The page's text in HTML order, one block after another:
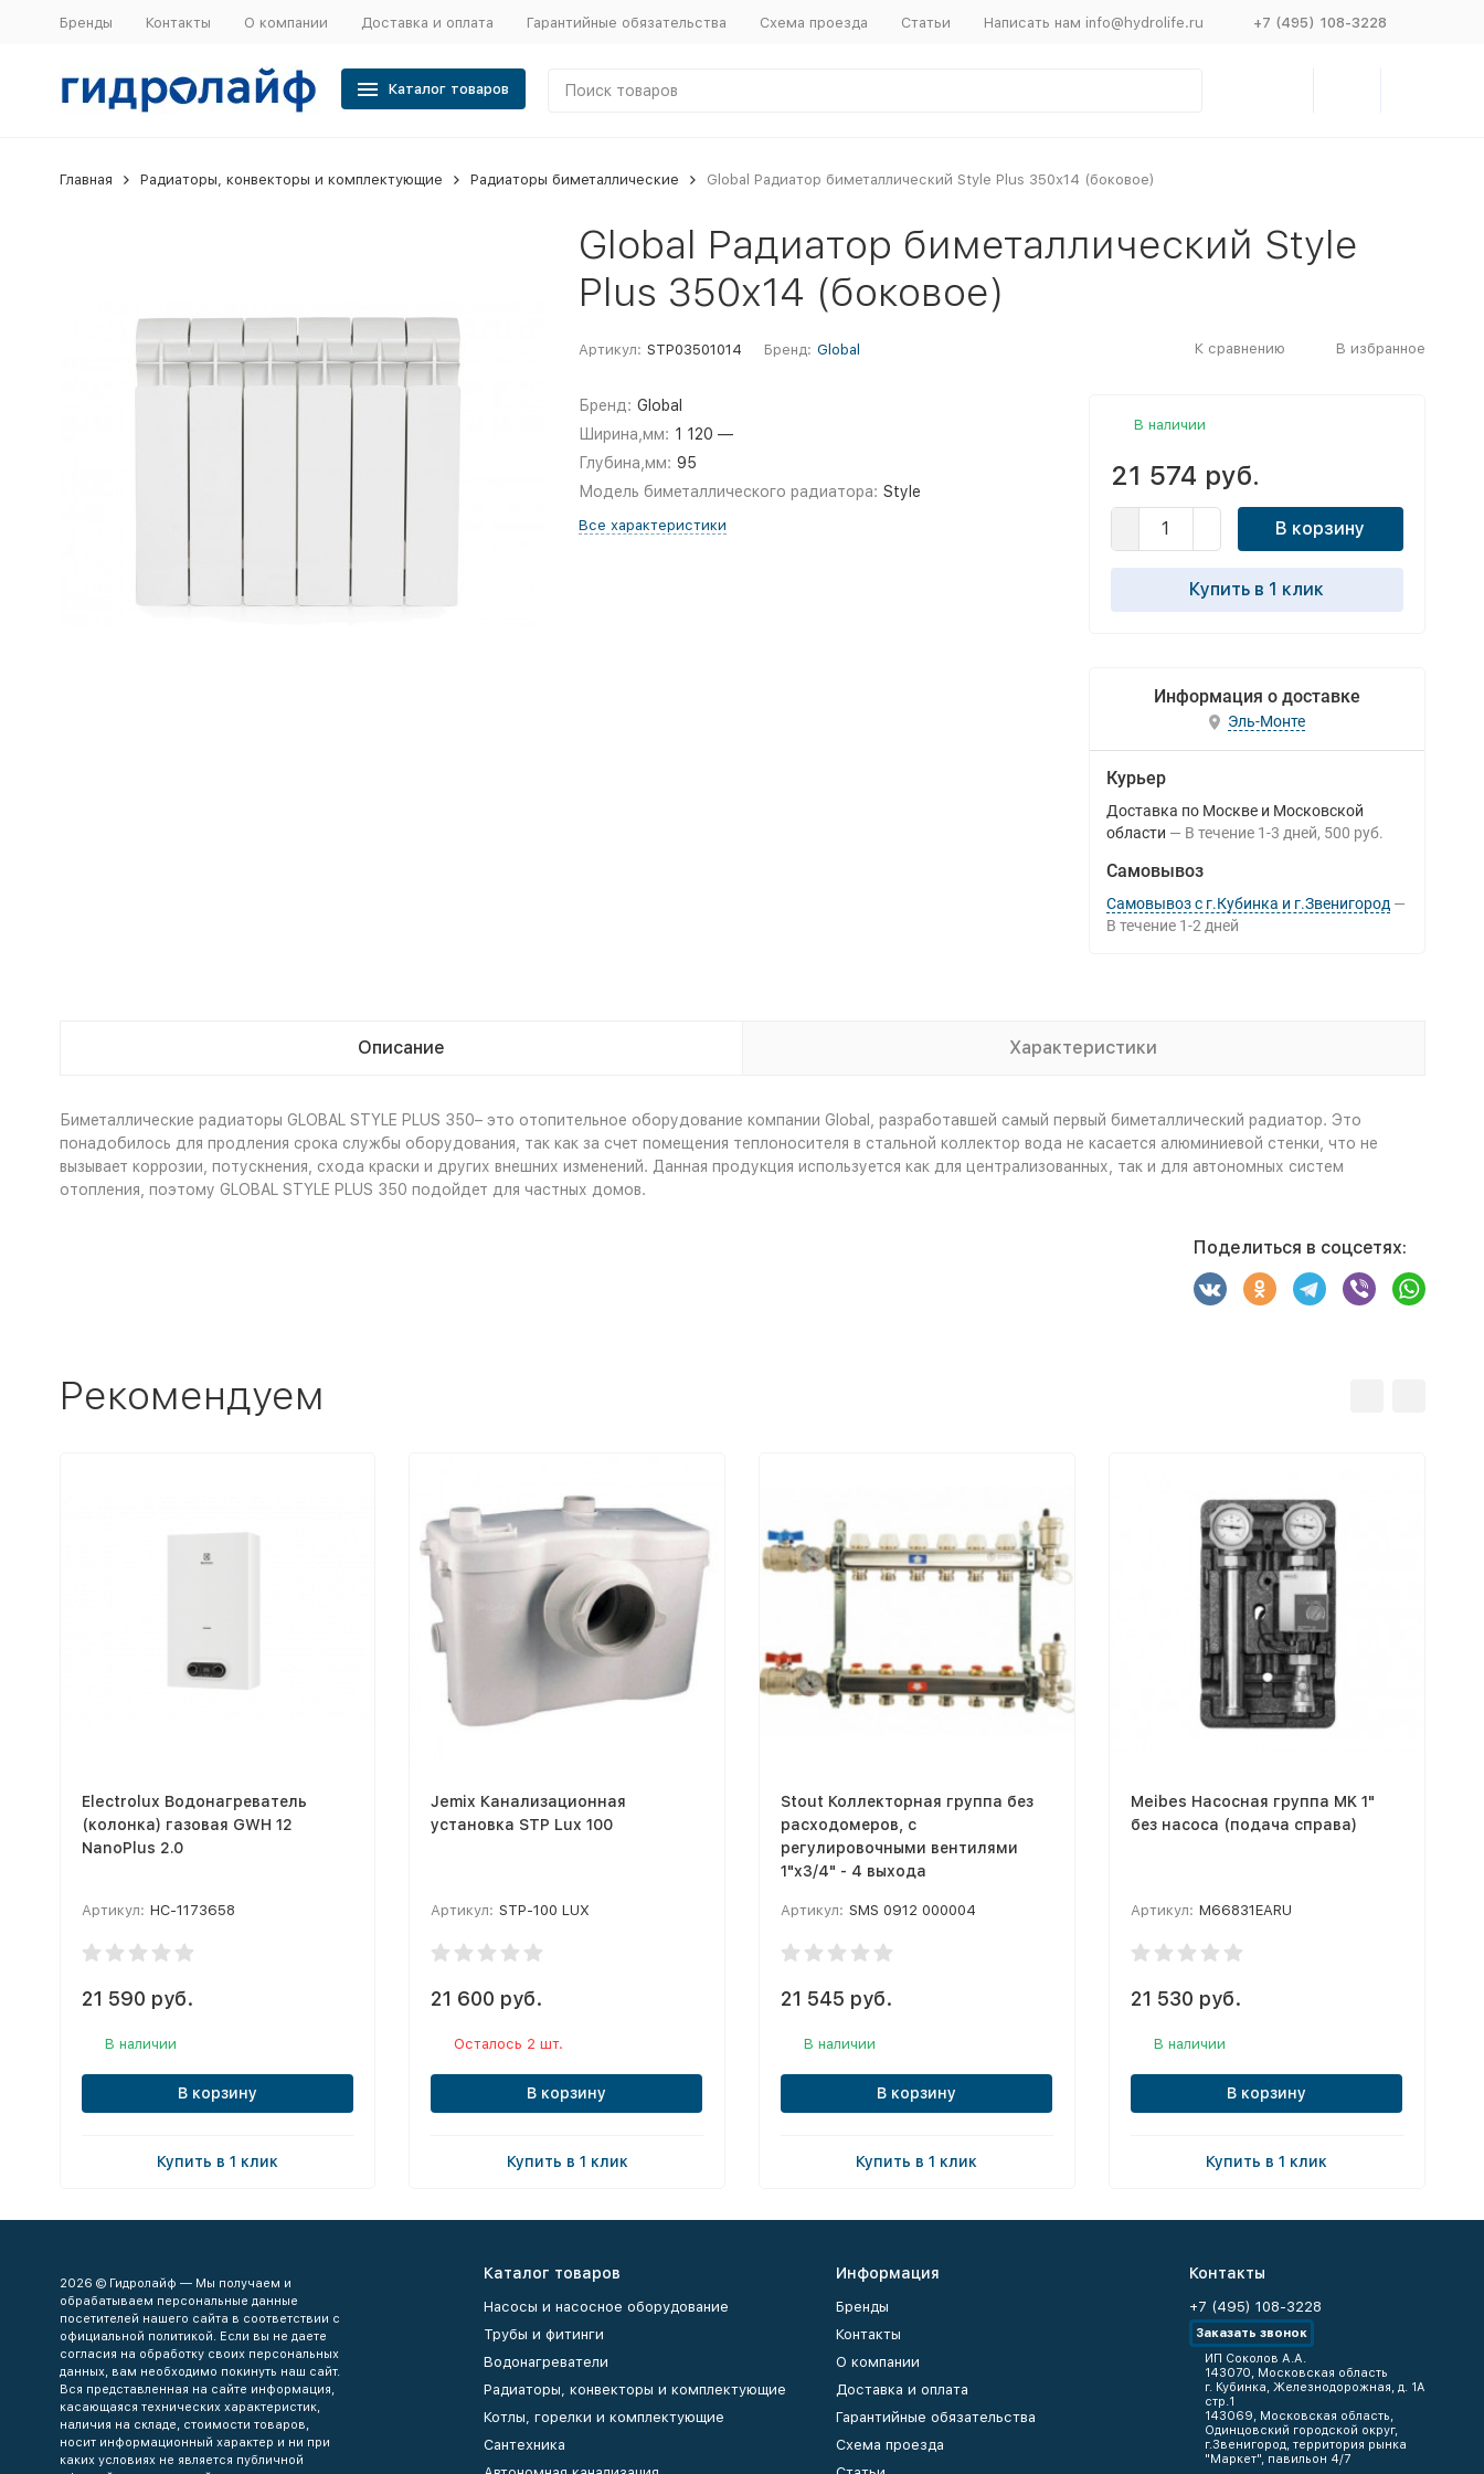
Бренды Контакты О компании Доставка и оплата Гарантийные обязательства Схема проезда Статьи Написать нам info@hydrolife.ru +7 (495) 108-3228
Каталог товаров
Главная Радиаторы, конвекторы и комплектующие Радиаторы биметаллические Global Радиатор биметаллический Style Plus 350х14 (боковое)
Global Радиатор биметаллический Style
Plus 350х14 (боковое)
Артикул: STP03501014 Бренд: Global К сравнению В избранное
Бренд: Global
Ширина,мм: 1 120 —
Глубина,мм: 95
Модель биметаллического радиатора: Style
Все характеристики
В наличии
21 574 руб.
В корзину
Купить в 1 клик
Информация о доставке
Эль-Монте
Курьер
Доставка по Москве и Московской
области
В течение 1-3 дней 500 руб.
Самовывоз
Самовывоз с г.Кубинка и г.Звенигород
В течение 1-2 дней
Описание Характеристики
Биметаллические радиаторы GLOBAL STYLE PLUS 350– это отопительное оборудование компании Global, разработавшей самый первый биметаллический радиатор. Это
понадобилось для продления срока службы оборудования, так как за счет помещения теплоносителя в стальной коллектор вода не касается алюминиевой стенки, что не
вызывает коррозии, потускнения, схода краски и других внешних изменений. Данная продукция используется как для централизованных, так и для автономных систем
отопления, поэтому GLOBAL STYLE PLUS 350 подойдет для частных домов.
Поделиться в соцсетях:
Рекомендуем
Electrolux Водонагреватель
(колонка) газовая GWH 12
NanoPlus 2.0
Артикул: НС-1173658
21 590 руб.
В наличии
В корзину
Купить в 1 клик
Jemix Канализационная
установка STP Lux 100
Артикул: STP-100 LUX
21 600 руб.
Осталось 2 шт.
В корзину
Купить в 1 клик
Stout Коллекторная группа без
расходомеров, с
регулировочными вентилями
1"x3/4" - 4 выхода
Артикул: SMS 0912 000004
21 545 руб.
В наличии
В корзину
Купить в 1 клик
Meibes Насосная группа MK 1"
без насоса (подача справа)
Артикул: M66831EARU
21 530 руб.
В наличии
В корзину
Купить в 1 клик
2026 © Гидролайф — Мы получаем и
обрабатываем персональные данные
посетителей нашего сайта в соответствии с
официальной политикой. Если вы не даете
согласия на обработку своих персональных
данных, вам необходимо покинуть наш сайт.
Вся представленная на сайте информация,
касающаяся технических характеристик,
наличия на складе, стоимости товаров,
носит информационный характер и ни при
каких условиях не является публичной
Каталог товаров
Насосы и насосное оборудование
Трубы и фитинги
Водонагреватели
Радиаторы, конвекторы и комплектующие
Котлы, горелки и комплектующие
Сантехника
Информация
Бренды
Контакты
О компании
Доставка и оплата
Гарантийные обязательства
Схема проезда
Контакты
+7 (495) 108-3228
Заказать звонок
ИП Соколов А.А.
143070, Московская область
г. Кубинка, Железнодорожная, д. 1А
стр.1
143069, Московская область,
Одинцовский городской округ,
г.Звенигород, территория рынка
"Маркет", павильон 4/7